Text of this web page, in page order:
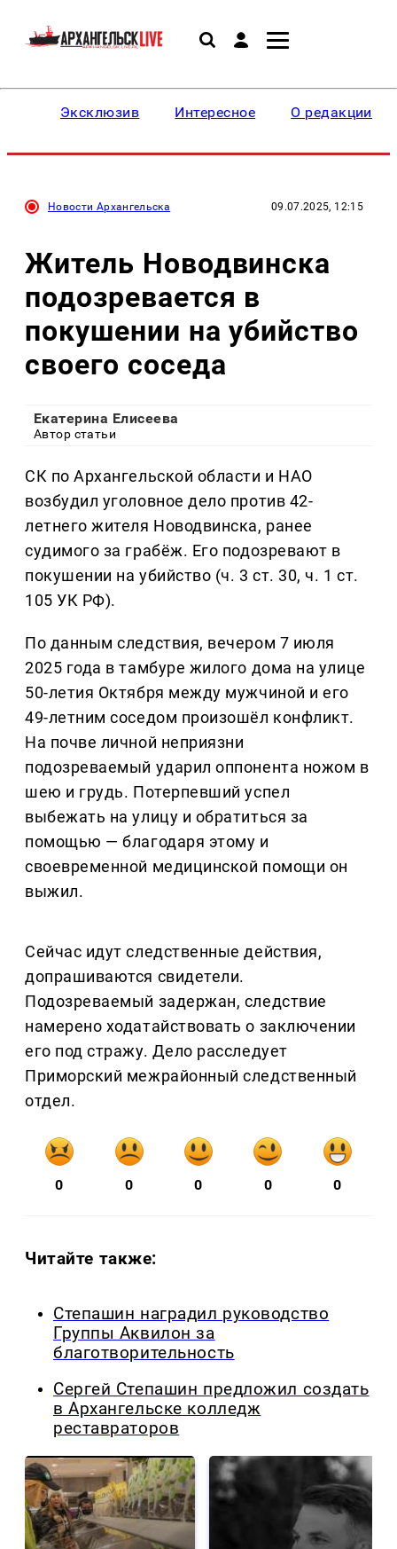
Эксклюзив Интересное О редакции
Новости Архангельска 09.07.2025, 12:15
Житель Новодвинска
подозревается в
покушении на убийство
своего соседа
Екатерина Елисеева
Автор статьи
СК по Архангельской области и НАО
возбудил уголовное дело против 42-
летнего жителя Новодвинска, ранее
судимого за грабёж. Его подозревают в
покушении на убийство (ч. 3 ст. 30, ч. 1 ст.
105 УК РФ).
По данным следствия, вечером 7 июля
2025 года в тамбуре жилого дома на улице
50-летия Октября между мужчиной и его
49-летним соседом произошёл конфликт.
На почве личной неприязни
подозреваемый ударил оппонента ножом в
шею и грудь. Потерпевший успел
выбежать на улицу и обратиться за
помощью — благодаря этому и
своевременной медицинской помощи он
выжил.
Сейчас идут следственные действия,
допрашиваются свидетели.
Подозреваемый задержан, следствие
намерено ходатайствовать о заключении
его под стражу. Дело расследует
Приморский межрайонный следственный
отдел.
0 0 0 0 0
Читайте также:
Степашин наградил руководство
Группы Аквилон за
благотворительность
Сергей Степашин предложил создать
в Архангельске колледж
реставраторов